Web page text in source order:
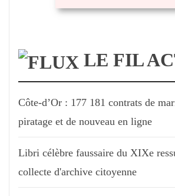
LE FIL
Côte-d’Or : 177 181 contrats de
piratage et de nouveau en ligne
Libri célèbre faussaire du XIXe
collecte d'archive citoyenne